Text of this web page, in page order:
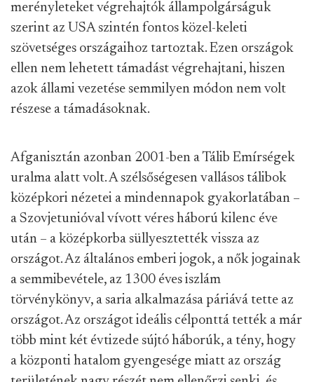
merényleteket végrehajtók állampolgárságuk
szerint az USA szintén fontos közel-keleti
szövetséges országaihoz tartoztak. Ezen országok
ellen nem lehetett támadást végrehajtani, hiszen
azok állami vezetése semmilyen módon nem volt
részese a támadásoknak.
Afganisztán azonban 2001-ben a Tálib Emírségek
uralma alatt volt. A szélsőségesen vallásos tálibok
középkori nézetei a mindennapok gyakorlatában –
a Szovjetunióval vívott véres háború kilenc éve
után – a középkorba süllyesztették vissza az
országot. Az általános emberi jogok, a nők jogainak
a semmibevétele, az 1300 éves iszlám
törvénykönyv, a saria alkalmazása páriává tette az
országot. Az országot ideális célponttá tették a már
több mint két évtizede sújtó háborúk, a tény, hogy
a központi hatalom gyengesége miatt az ország